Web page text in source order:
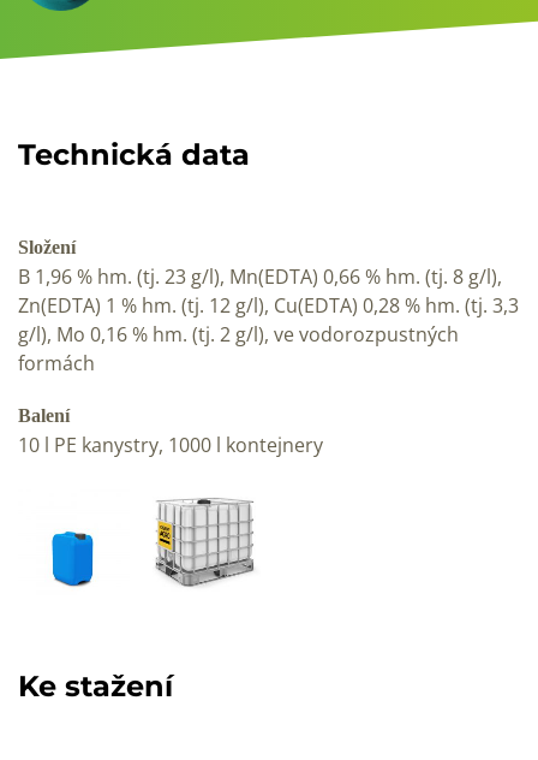
Technická data
Složení
B 1,96 % hm. (tj. 23 g/l), Mn(EDTA) 0,66 % hm. (tj. 8 g/l),
Zn(EDTA) 1 % hm. (tj. 12 g/l), Cu(EDTA) 0,28 % hm. (tj. 3,3
g/l), Mo 0,16 % hm. (tj. 2 g/l), ve vodorozpustných
formách
Balení
10 l PE kanystry, 1000 l kontejnery
Ke stažení